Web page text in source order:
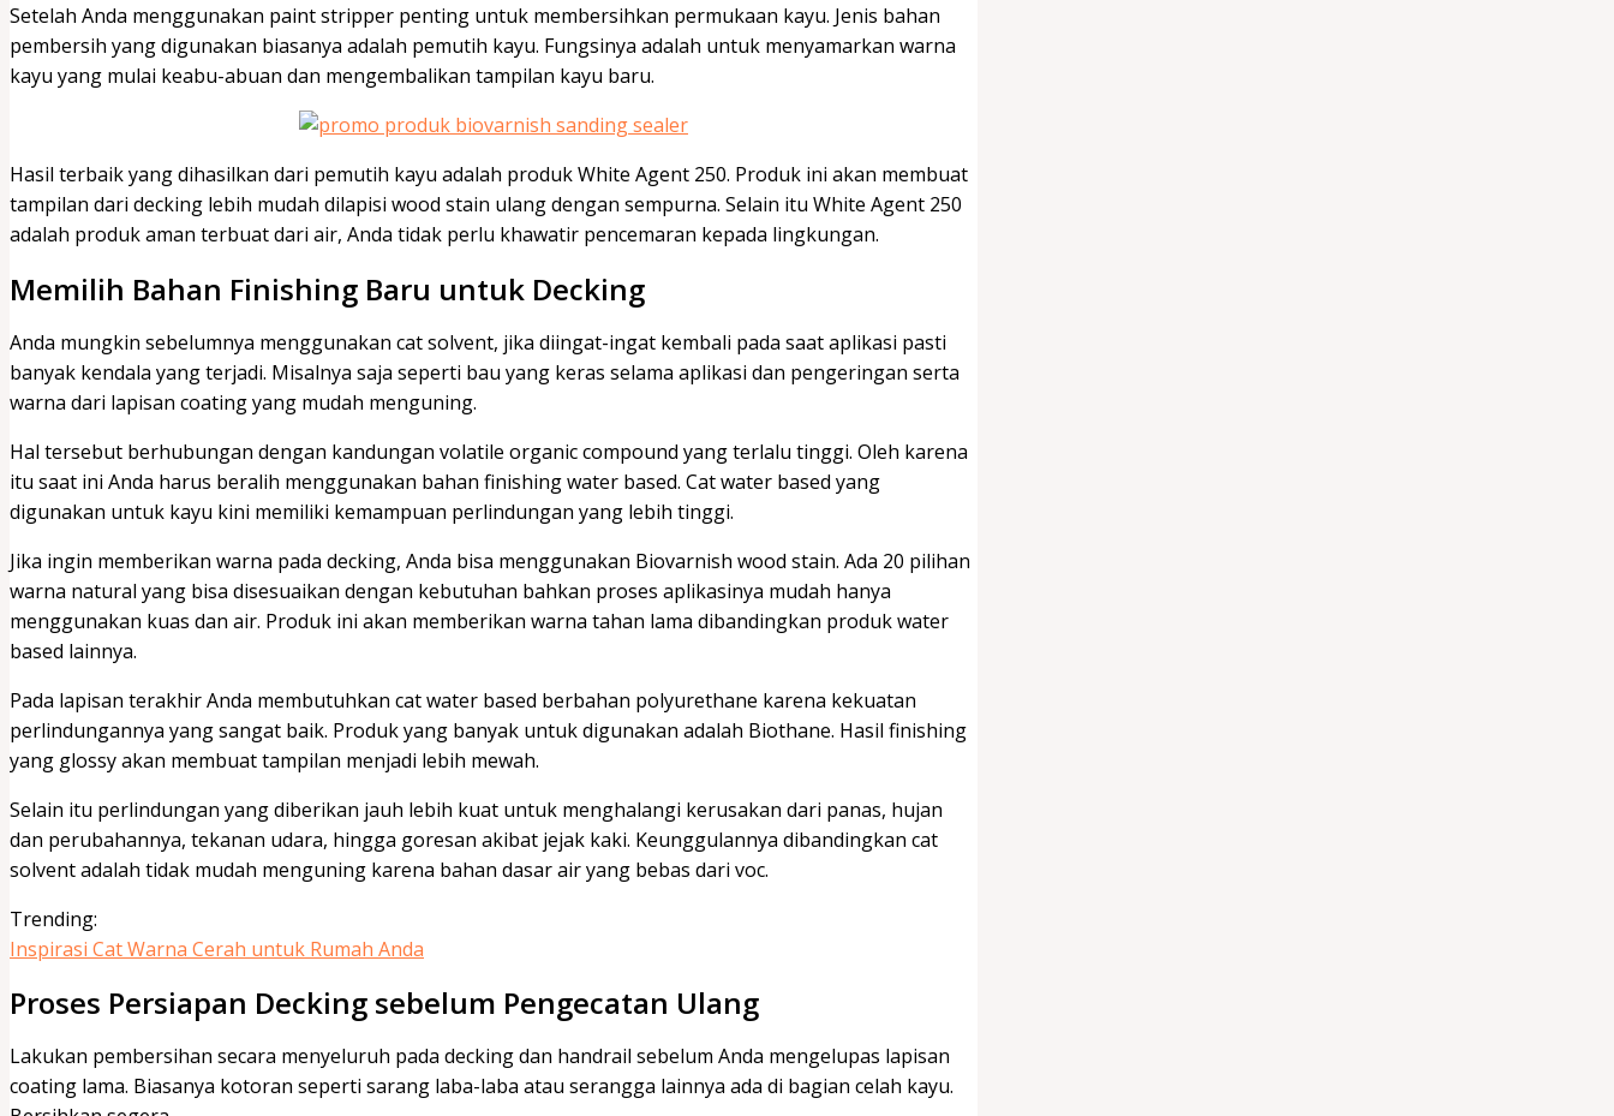
Setelah Anda menggunakan paint stripper penting untuk membersihkan permukaan kayu. Jenis bahan
pembersih yang digunakan biasanya adalah pemutih kayu. Fungsinya adalah untuk menyamarkan warna
kayu yang mulai keabu-abuan dan mengembalikan tampilan kayu baru.
Hasil terbaik yang dihasilkan dari pemutih kayu adalah produk White Agent 250. Produk ini akan membuat
tampilan dari decking lebih mudah dilapisi wood stain ulang dengan sempurna. Selain itu White Agent 250
adalah produk aman terbuat dari air, Anda tidak perlu khawatir pencemaran kepada lingkungan.
Memilih Bahan Finishing Baru untuk Decking
Anda mungkin sebelumnya menggunakan cat solvent, jika diingat-ingat kembali pada saat aplikasi pasti
banyak kendala yang terjadi. Misalnya saja seperti bau yang keras selama aplikasi dan pengeringan serta
warna dari lapisan coating yang mudah menguning.
Hal tersebut berhubungan dengan kandungan volatile organic compound yang terlalu tinggi. Oleh karena
itu saat ini Anda harus beralih menggunakan bahan finishing water based. Cat water based yang
digunakan untuk kayu kini memiliki kemampuan perlindungan yang lebih tinggi.
Jika ingin memberikan warna pada decking, Anda bisa menggunakan Biovarnish wood stain. Ada 20 pilihan
warna natural yang bisa disesuaikan dengan kebutuhan bahkan proses aplikasinya mudah hanya
menggunakan kuas dan air. Produk ini akan memberikan warna tahan lama dibandingkan produk water
based lainnya.
Pada lapisan terakhir Anda membutuhkan cat water based berbahan polyurethane karena kekuatan
perlindungannya yang sangat baik. Produk yang banyak untuk digunakan adalah Biothane. Hasil finishing
yang glossy akan membuat tampilan menjadi lebih mewah.
Selain itu perlindungan yang diberikan jauh lebih kuat untuk menghalangi kerusakan dari panas, hujan
dan perubahannya, tekanan udara, hingga goresan akibat jejak kaki. Keunggulannya dibandingkan cat
solvent adalah tidak mudah menguning karena bahan dasar air yang bebas dari voc.
Trending:
Inspirasi Cat Warna Cerah untuk Rumah Anda
Proses Persiapan Decking sebelum Pengecatan Ulang
Lakukan pembersihan secara menyeluruh pada decking dan handrail sebelum Anda mengelupas lapisan
coating lama. Biasanya kotoran seperti sarang laba-laba atau serangga lainnya ada di bagian celah kayu.